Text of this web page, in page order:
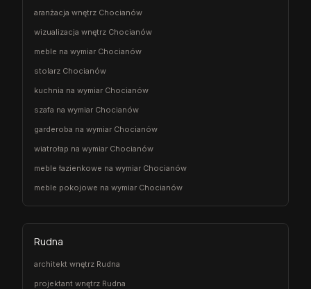
aranżacja wnętrz Chocianów
wizualizacja wnętrz Chocianów
meble na wymiar Chocianów
stolarz Chocianów
kuchnia na wymiar Chocianów
szafa na wymiar Chocianów
garderoba na wymiar Chocianów
wiatrołap na wymiar Chocianów
meble łazienkowe na wymiar Chocianów
meble pokojowe na wymiar Chocianów
Rudna
architekt wnętrz Rudna
projektant wnętrz Rudna